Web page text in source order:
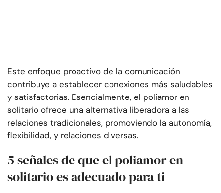
Este enfoque proactivo de la comunicación
contribuye a establecer conexiones más saludables
y satisfactorias. Esencialmente, el poliamor en
solitario ofrece una alternativa liberadora a las
relaciones tradicionales, promoviendo la autonomía,
flexibilidad, y relaciones diversas.
5 señales de que el poliamor en
solitario es adecuado para ti